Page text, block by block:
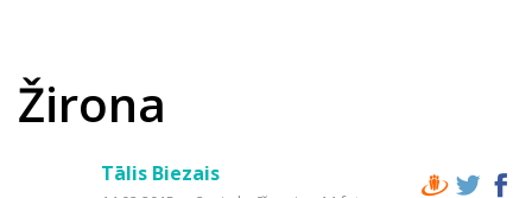
Žirona
Tālis Biezais